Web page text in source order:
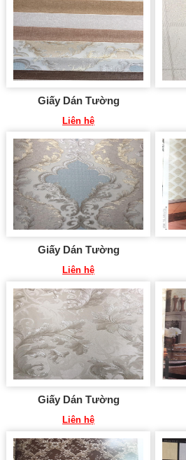
Giấy Dán Tường
Liên hệ
Giấy Dán Tường
Liên hệ
Giấy Dán Tường
Liên hệ